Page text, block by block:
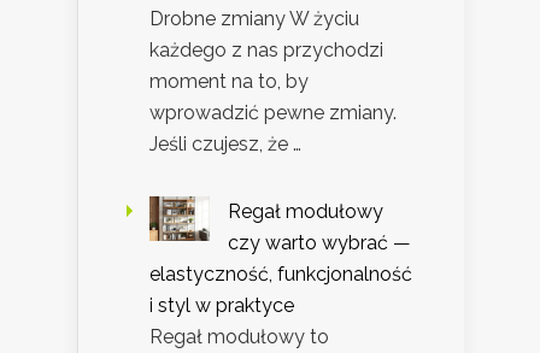
Drobne zmiany W życiu
każdego z nas przychodzi
moment na to, by
wprowadzić pewne zmiany.
Jeśli czujesz, że …
Regał modułowy
czy warto wybrać —
elastyczność, funkcjonalność
i styl w praktyce
Regał modułowy to